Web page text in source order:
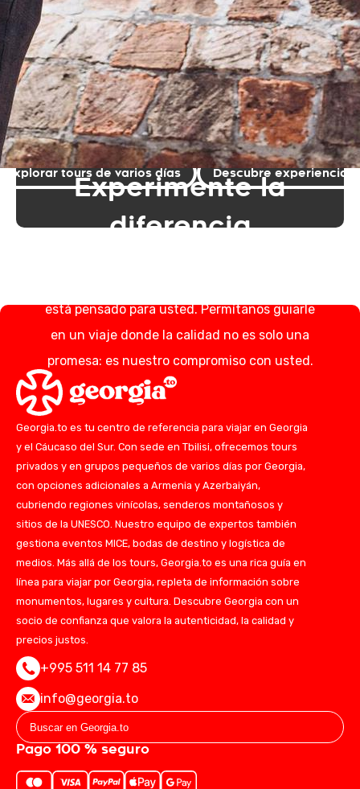
Experimente la
diferencia
está pensado para usted. Permítanos guiarle
en un viaje donde la calidad no es solo una
promesa: es nuestro compromiso con usted.
Viva un tour por
Georgia —
Donde cada momento importa y cada
sonrisa es genuina.
Explorar tours de varios días Descubre experiencias
Georgia.to es tu centro de referencia para viajar en Georgia
y el Cáucaso del Sur. Con sede en Tbilisi, ofrecemos tours
privados y en grupos pequeños de varios días por Georgia,
con opciones adicionales a Armenia y Azerbaiyán,
cubriendo regiones vinícolas, senderos montañosos y
sitios de la UNESCO. Nuestro equipo de expertos también
gestiona eventos MICE, bodas de destino y logística de
medios. Más allá de los tours, Georgia.to es una rica guía en
línea para viajar por Georgia, repleta de información sobre
monumentos, lugares y cultura. Descubre Georgia con un
socio de confianza que valora la autenticidad, la calidad y
precios justos.
+995 511 14 77 85
info@georgia.to
Pago 100 % seguro